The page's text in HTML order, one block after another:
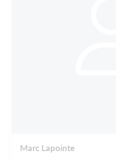
Marc Lapointe